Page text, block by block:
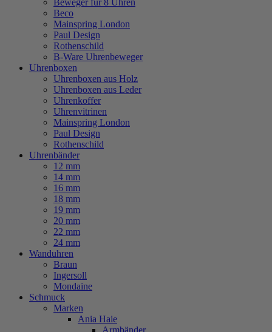
Beweger für 8 Uhren
Beco
Mainspring London
Paul Design
Rothenschild
B-Ware Uhrenbeweger
Uhrenboxen
Uhrenboxen aus Holz
Uhrenboxen aus Leder
Uhrenkoffer
Uhrenvitrinen
Mainspring London
Paul Design
Rothenschild
Uhrenbänder
12 mm
14 mm
16 mm
18 mm
19 mm
20 mm
22 mm
24 mm
Wanduhren
Braun
Ingersoll
Mondaine
Schmuck
Marken
Ania Haie
Armbänder